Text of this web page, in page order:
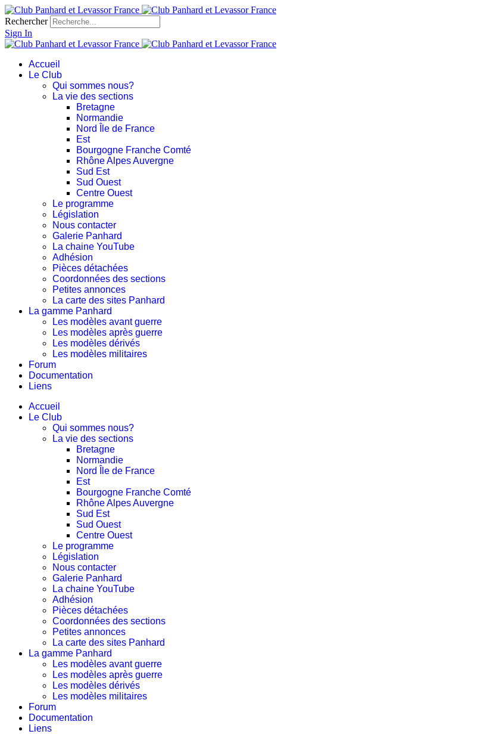
Rechercher
Sign In
Accueil
Le Club
Qui sommes nous?
La vie des sections
Bretagne
Normandie
Nord Île de France
Est
Bourgogne Franche Comté
Rhône Alpes Auvergne
Sud Est
Sud Ouest
Centre Ouest
Le programme
Législation
Nous contacter
Galerie Panhard
La chaine YouTube
Adhésion
Pièces détachées
Coordonnées des sections
Petites annonces
La carte des sites Panhard
La gamme Panhard
Les modèles avant guerre
Les modèles après guerre
Les modèles dérivés
Les modèles militaires
Forum
Documentation
Liens
Accueil
Le Club
Qui sommes nous?
La vie des sections
Bretagne
Normandie
Nord Île de France
Est
Bourgogne Franche Comté
Rhône Alpes Auvergne
Sud Est
Sud Ouest
Centre Ouest
Le programme
Législation
Nous contacter
Galerie Panhard
La chaine YouTube
Adhésion
Pièces détachées
Coordonnées des sections
Petites annonces
La carte des sites Panhard
La gamme Panhard
Les modèles avant guerre
Les modèles après guerre
Les modèles dérivés
Les modèles militaires
Forum
Documentation
Liens